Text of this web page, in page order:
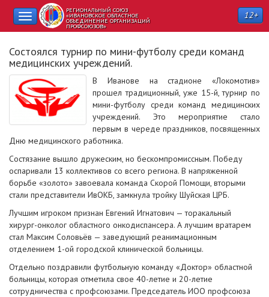
РЕГИОНАЛЬНЫЙ СОЮЗ
«ИВАНОВСКОЕ ОБЛАСТНОЕ
ОБЪЕДИНЕНИЕ ОРГАНИЗАЦИЙ
ПРОФСОЮЗОВ»
12+
Toggle
navigation
Состоялся турнир по мини-футболу среди команд
медицинских учреждений.
В Иванове на стадионе «Локомотив»
прошел традиционный, уже 15-й, турнир по
мини-футболу среди команд медицинских
учреждений. Это мероприятие стало
первым в череде праздников, посвященных
Дню медицинского работника.
Состязание вышло дружеским, но бескомпромиссным. Победу
оспаривали 13 коллективов со всего региона. В напряженной
борьбе «золото» завоевала команда Скорой Помощи, вторыми
стали представители ИвОКБ, замкнула тройку Шуйская ЦРБ.
Лучшим игроком признан Евгений Игнатович — торакальный
хирург-онколог областного онкодиспансера. А лучшим вратарем
стал Максим Соловьёв — заведующий реанимационным
отделением 1-ой городской клинической больницы.
Отдельно поздравили футбольную команду «Доктор» областной
больницы, которая отметила свое 40-летие и 20-летие
сотрудничества с профсоюзами. Председатель ИОО профсоюза